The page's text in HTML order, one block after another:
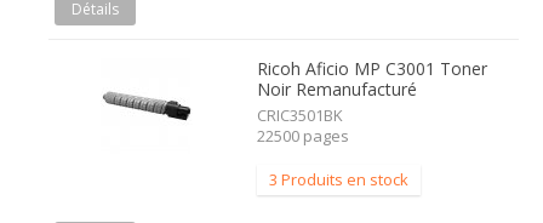
Détails
Ricoh Aficio MP C3001 Toner
Noir Remanufacturé
CRIC3501BK
22500 pages
3 Produits en stock